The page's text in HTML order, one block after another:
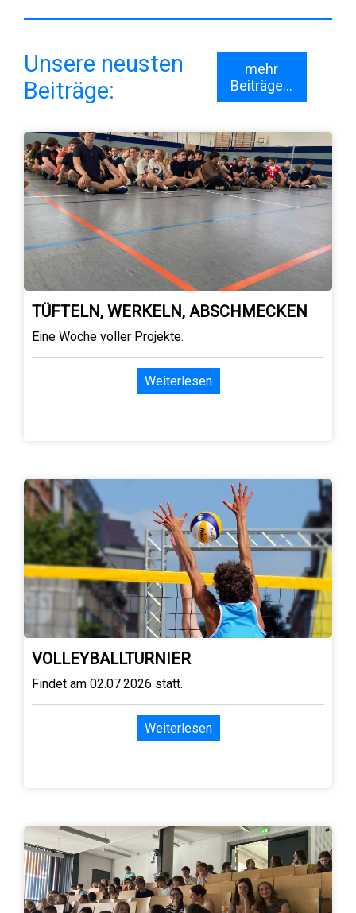
Unsere neusten
Beiträge:
mehr
Beiträge...
TÜFTELN, WERKELN, ABSCHMECKEN
Eine Woche voller Projekte.
Weiterlesen
VOLLEYBALLTURNIER
Findet am 02.07.2026 statt.
Weiterlesen